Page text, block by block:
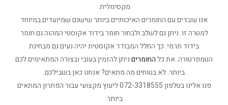
מקסימלית.
אנו עובדים עם החומרים האיכותיים ביותר שישנם שמיועדים במיוחד
למטרה זו. ניתן גם לשלב ולבחור חומר בידוד אקוסטי המהוה גם חומר
בידוד תרמי. כך החלל המבודד אקוסטית יהיה נעים גם מבחינת
הטמפרטורה. את כלהחומריםניתן להזמין בעובי ובצורה המתאימים לכם
ביותר. לא בטוחים מה מתאים? אנחנו כאן בשבילכם.
פנו אלינו בטלפון 072-3318555 ליעוץ מקצועי עבור הפתרון המתאים
ביותר.